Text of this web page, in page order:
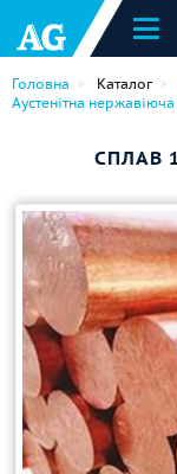
Головна Каталог
Аустенітна нержавіюча
СПЛАВ